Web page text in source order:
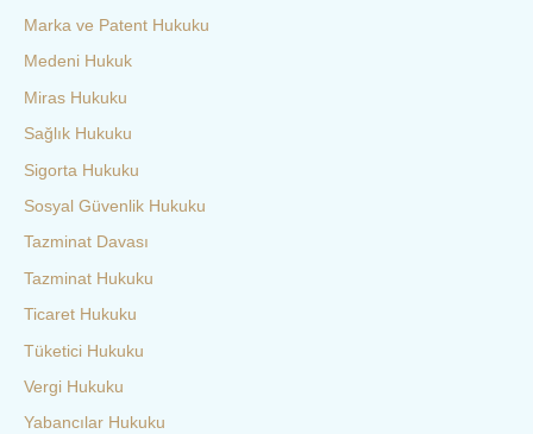
Marka ve Patent Hukuku
Medeni Hukuk
Miras Hukuku
Sağlık Hukuku
Sigorta Hukuku
Sosyal Güvenlik Hukuku
Tazminat Davası
Tazminat Hukuku
Ticaret Hukuku
Tüketici Hukuku
Vergi Hukuku
Yabancılar Hukuku